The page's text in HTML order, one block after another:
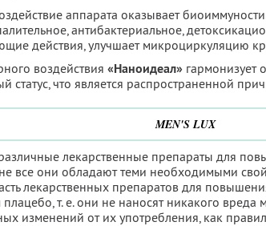
аппарата оказывает
антибактериальное,
действия, улучшает микроциркуляцию
воздействия «Наноидеал» гармонизует
статус, что является распространенной
MEN'S LUX
лекарственные препараты для
все они обладают теми необходимыми
лекарственных препаратов для
т. е. они не наносят никакого вреда
изменений от их употребления, как